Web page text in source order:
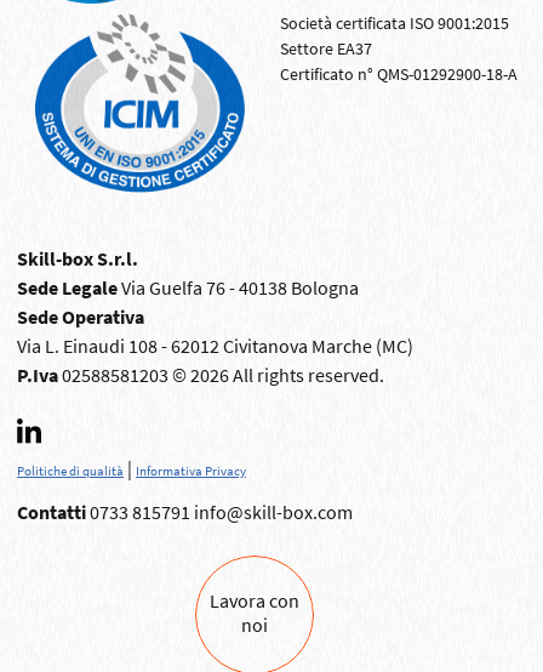
Società certificata ISO 9001:2015
Settore EA37
Certificato n° QMS-01292900-18-A
Skill-box S.r.l.
Sede LegaleVia Guelfa 76 - 40138 Bologna
Sede Operativa
Via L. Einaudi 108 - 62012 Civitanova Marche (MC)
P.Iva02588581203 © 2026 All rights reserved.
Politiche di qualità | Informativa Privacy
Contatti0733 815791 info@skill-box.com
Lavora con
noi